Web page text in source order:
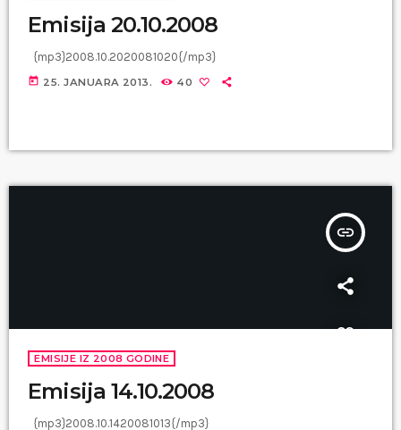
Emisija 20.10.2008
{mp3}2008.10.2020081020{/mp3}
today 25. JANUARA 2013. 40
insert_link
EMISIJE IZ 2008 GODINE
Emisija 14.10.2008
{mp3}2008.10.1420081013{/mp3}